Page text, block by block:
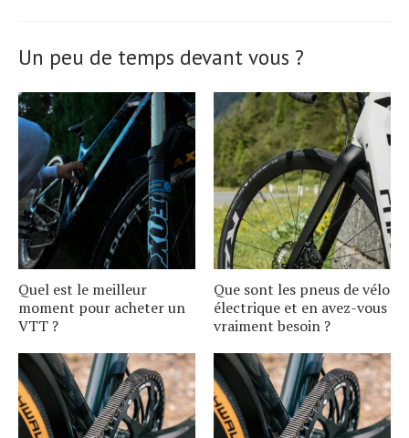
Un peu de temps devant vous ?
Quel est le meilleur
moment pour acheter un
VTT ?
Que sont les pneus de vélo
électrique et en avez-vous
vraiment besoin ?